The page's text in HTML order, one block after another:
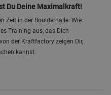
Du Deine Maximalkraft!
Zeit in der Boulderhalle: Wie
Training aus, das Dich
der Kraftfactory zeigen Dir,
kannst.